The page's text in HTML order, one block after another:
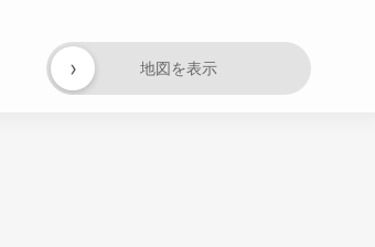
地図を表示
›